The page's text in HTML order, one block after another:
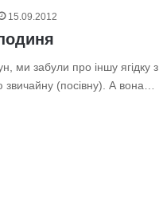
15.09.2012
ми забули про іншу ягідку з
(посівну). А вона…